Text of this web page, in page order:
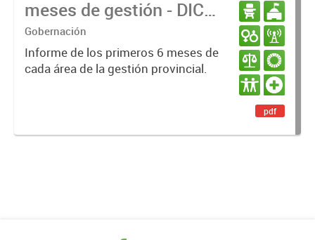
meses de gestión - DIC
23 / JUN 24
Gobernación
Informe de los primeros 6 meses de
cada área de la gestión provincial.
pdf